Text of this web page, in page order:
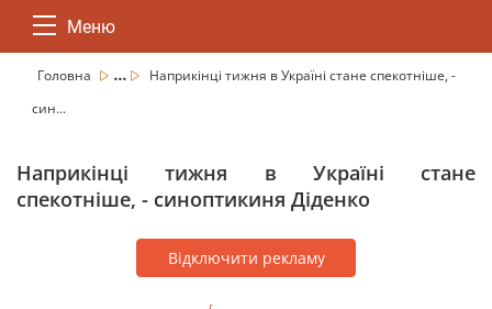
Меню
Головна ...
Наприкінці тижня в Україні стане спекотніше, -
син...
Наприкінці тижня в Україні стане
спекотніше, - синоптикиня Діденко
Відключити рекламу